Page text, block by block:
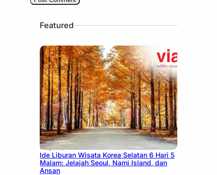
Featured
July 15, 2026
Ide Liburan Wisata Korea Selatan 6 Hari 5
Malam: Jelajah Seoul, Nami Island, dan
Ansan